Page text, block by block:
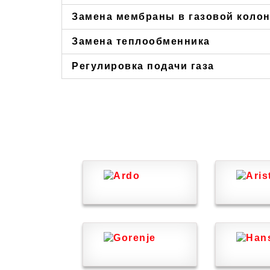
Замена мембраны в газовой
Замена теплообменника
Регулировка подачи газа